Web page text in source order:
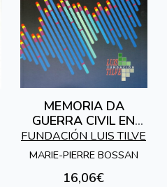
MEMORIA DA
GUERRA CIVIL EN
GALICIA
FUNDACIÓN LUIS TILVE
MARIE-PIERRE BOSSAN
16,06€